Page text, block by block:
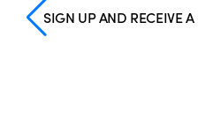
SIGN UP AND RECEIVE